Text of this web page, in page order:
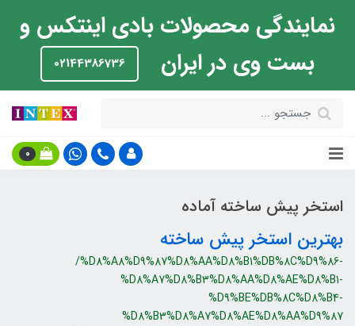
نمایندگی محصولات بادی اینتکس و
بست وی در ایران
02144386736
0
استخر پیش ساخته آماده
بهترین استخر پیش ساخته
/%D8%A8%D9%87%D8%AA%D8%B1%DB%8C%D9%86-
%D8%A7%D8%B3%D8%AA%D8%AE%D8%B1-
%D9%BE%DB%8C%D8%B4-
%D8%B3%D8%A7%D8%AE%D8%AA%D9%87